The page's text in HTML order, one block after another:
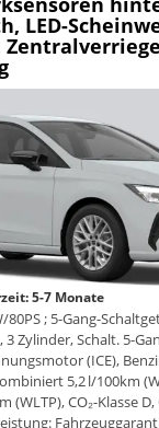
LED-
5-7 Monate
80PS ; 5-Gang-
3 Zylinder, Schalt. 5-
(ICE),
5,2 l/100km
(WLTP), CO₂-Klasse